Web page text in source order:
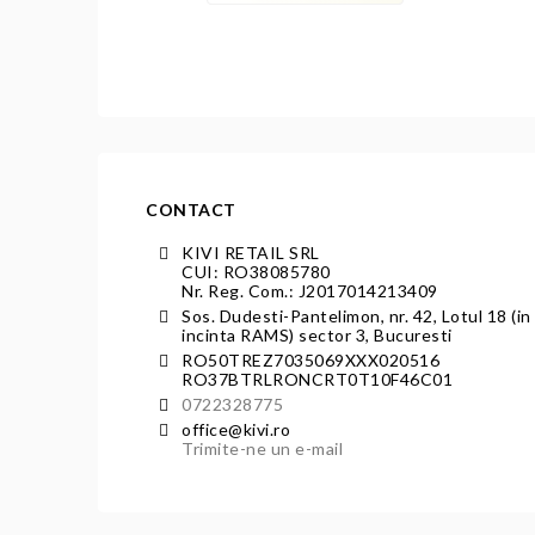
CONTACT
KIVI RETAIL SRL
CUI: RO38085780
Nr. Reg. Com.: J2017014213409
Sos. Dudesti-Pantelimon, nr. 42, Lotul 18 (in
incinta RAMS) sector 3, Bucuresti
RO50TREZ7035069XXX020516
RO37BTRLRONCRT0T10F46C01
0722328775
office@kivi.ro
Trimite-ne un e-mail